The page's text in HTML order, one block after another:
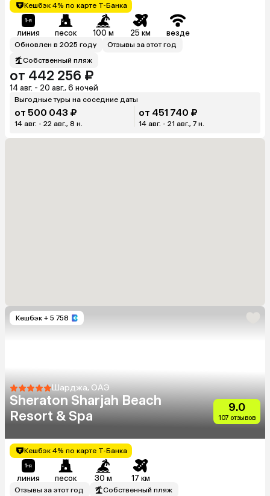
Кешбэк 4% по карте Т-Банка
линия песок 100 м 25 км везде
Обновлен в 2025 году
Отзывы за этот год
Собственный пляж
от 442 256 ₽
14 авг. - 20 авг., 6 ночей
Выгодные туры на соседние даты
от 500 043 ₽
14 авг. - 22 авг., 8 н.
от 451 740 ₽
14 авг. - 21 авг., 7 н.
Кешбэк + 5 758
Шарджа, ОАЭ
Sheraton Sharjah Beach
Resort & Spa
9.0
107 отзывов
Кешбэк 4% по карте Т-Банка
линия песок 30 м 17 км
Отзывы за этот год Собственный пляж